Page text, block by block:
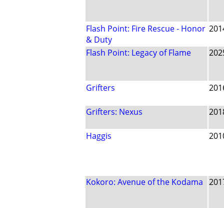
Flash Point: Fire Rescue - Honor
& Duty
Flash Point: Legacy of Flame
Grifters
Grifters: Nexus
Haggis
Kokoro: Avenue of the Kodama